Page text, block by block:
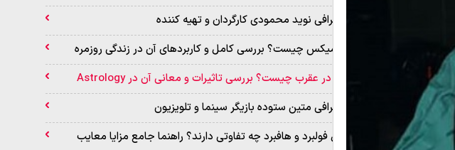
بیوگرافی نوید محمودی کارگردان و تهیه کننده
نوومیکس چیست؟ بررسی کامل و کاربردهای آن در زندگی روزمره
قمر در عقرب چیست؟ بررسی تاثیرات و معانی آن در Astrology
بیوگرافی متین ستوده بازیگر سینما و تلویزیون
هتل فولبرد و هافبرد چه تفاوتی دارند؟ راهنما جامع مزایا معایب